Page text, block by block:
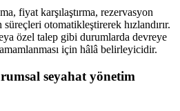
fiyat karşılaştırma, rezervasyon
otomatikleştirerek hızlandırır.
özel talep gibi durumlarda devreye
için hâlâ belirleyicidir.
seyahat yönetim